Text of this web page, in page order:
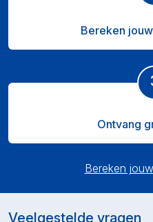
Bereken
Ontvang
Bereken
Veelgestelde vragen